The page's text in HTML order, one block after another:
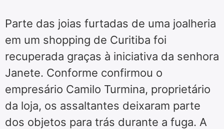
Parte das joias furtadas de uma joalheria
em um shopping de Curitiba foi
recuperada graças à iniciativa da senhora
Janete. Conforme confirmou o
empresário Camilo Turmina, proprietário
da loja, os assaltantes deixaram parte
dos objetos para trás durante a fuga. A